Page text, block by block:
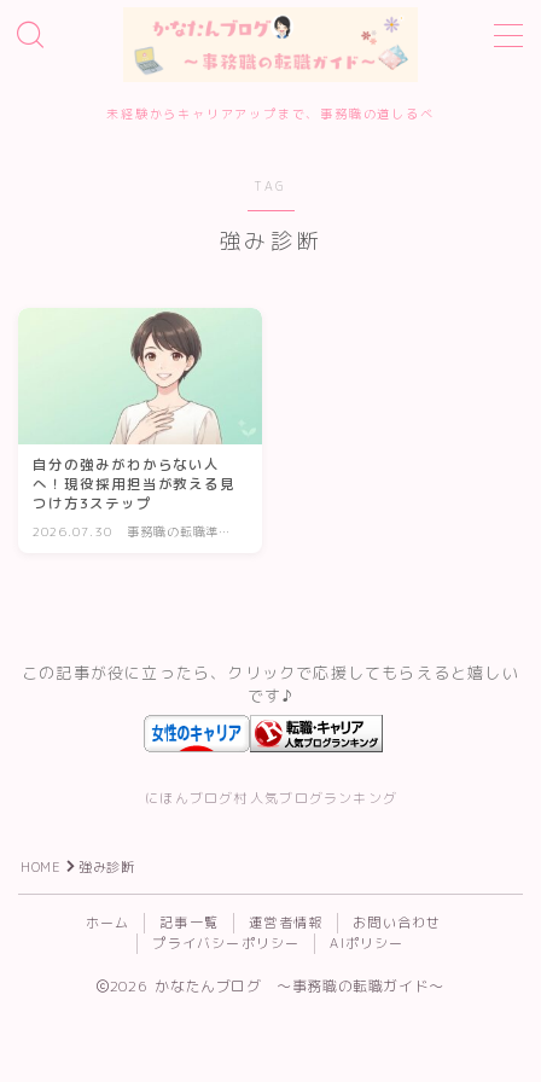
未経験からキャリアアップまで、事務職の道しるべ
事務職転職サービス診断
転職エージェント10選
転職準備・進め方
エージェント・サイトの評判
履歴書・面接対策
Follow Me
TAG
強み診断
自分の強みがわからない人
へ！現役採用担当が教える見
つけ方3ステップ
2026.07.30
事務職の転職準
この記事が役に立ったら、クリックで応援してもらえると嬉しい
です♪
にほんブログ村 人気ブログランキング
HOME 強み診断
ホーム 記事一覧 運営者情報
お問い合わせ
プライバシーポリシー
AIポリシー
2026 かなたんブログ 〜事務職の転職ガイド〜